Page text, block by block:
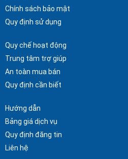
Chính sách bảo mật
Quy định sử dụng
Quy chế hoạt động
Trung tâm trợ giúp
An toàn mua bán
Quy định cần biết
Hướng dẫn
Bảng giá dịch vụ
Quy định đăng tin
Liên hệ